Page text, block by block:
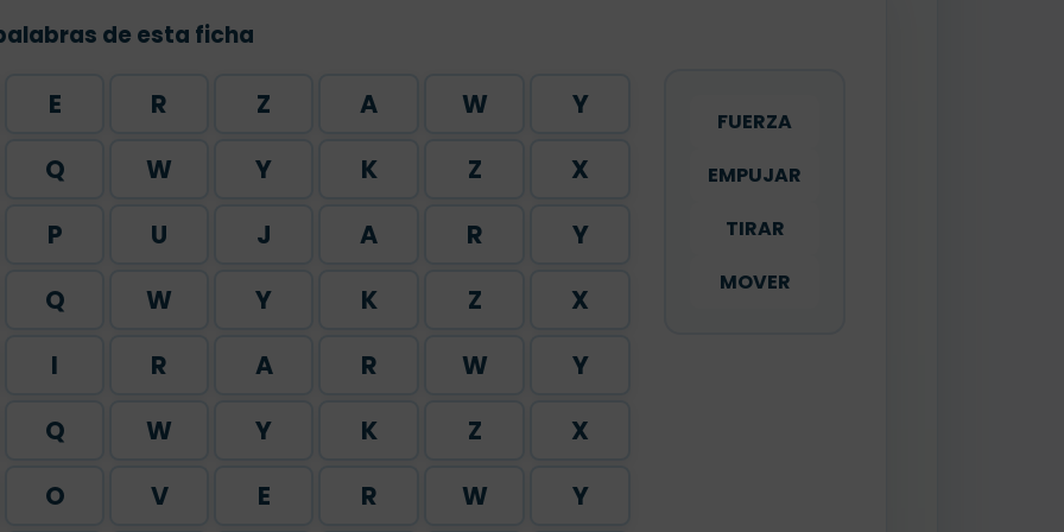
de esta ficha
E R Z A W
Y
Q
W Y K Z
X
P
U J A R
Y
Q
W Y K Z
X
I
R A R W
Y
Q
W Y K Z
X
O
V E R W Y
FUERZA
EMPUJAR
TIRAR
MOVER